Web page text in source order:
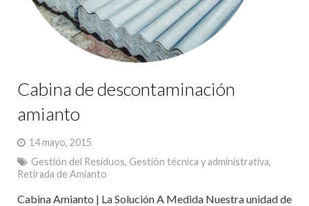
Cabina de descontaminación
amianto
14 mayo, 2015
Gestión del Residuos, Gestión técnica y administrativa,
Retirada de Amianto
Cabina Amianto | La Solución A Medida‎ Nuestra unidad de